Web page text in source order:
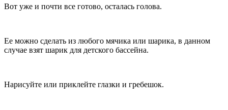
Вот уже и почти все готово, осталась голова.
Ее можно сделать из любого мячика или шарика, в данном
случае взят шарик для детского бассейна.
Нарисуйте или приклейте глазки и гребешок.